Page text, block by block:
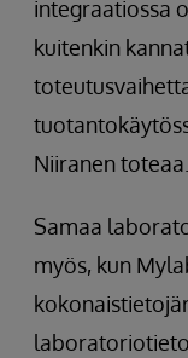
integraatiossa
kuitenkin
Niiranen toteaa.
Samaa
myös, kun